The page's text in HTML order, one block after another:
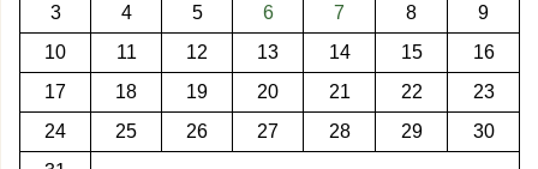
3
4 5 6 7 8
9
10
11 12 13 14 15
16
17
18 19 20 21 22
23
24
25 26 27 28 29
30